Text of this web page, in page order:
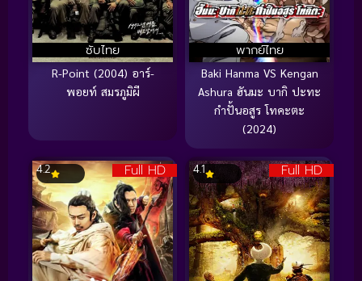
ซับไทย
R-Point (2004) อาร์-
พอยท์ สมรภูมิผี
พากย์ไทย
Baki Hanma VS Kengan
Ashura ฮันมะ บากิ ปะทะ
กำปั้นอสูร โทคะตะ
(2024)
Full HD
4.2 Full HD
4.1